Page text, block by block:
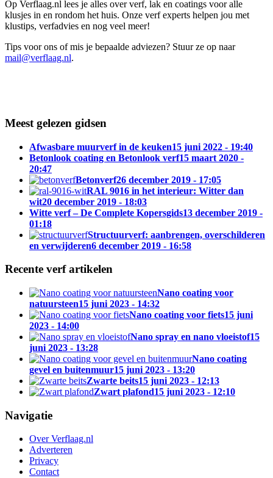
Op Verflaag.nl lees je alles over verf, lak en coatings voor alle
klusjes in en rondom het huis. Onze verf experts helpen jou met
klustips, verfadvies en nog veel meer!
Tips voor ons of mis je bepaalde adviezen? Stuur ze op naar
mail@verflaag.nl.
Meest gelezen gidsen
Afwasbare muurverf in de keuken15 juni 2022 - 19:40
Betonlook coating en Betonlook verf15 maart 2020 -
20:47
Betonverf26 december 2019 - 17:05
RAL 9016 in het interieur: Witter dan
wit20 december 2019 - 18:03
Witte verf – De Complete Kopersgids13 december 2019 -
01:18
Structuurverf: aanbrengen, overschilderen
en verwijderen6 december 2019 - 16:58
Recente verf artikelen
Nano coating voor
natuursteen15 juni 2023 - 14:32
Nano coating voor fiets15 juni
2023 - 14:00
Nano spray en nano vloeistof15
juni 2023 - 13:28
Nano coating
gevel en buitenmuur15 juni 2023 - 13:20
Zwarte beits15 juni 2023 - 12:13
Zwart plafond15 juni 2023 - 12:10
Navigatie
Over Verflaag.nl
Adverteren
Privacy
Contact